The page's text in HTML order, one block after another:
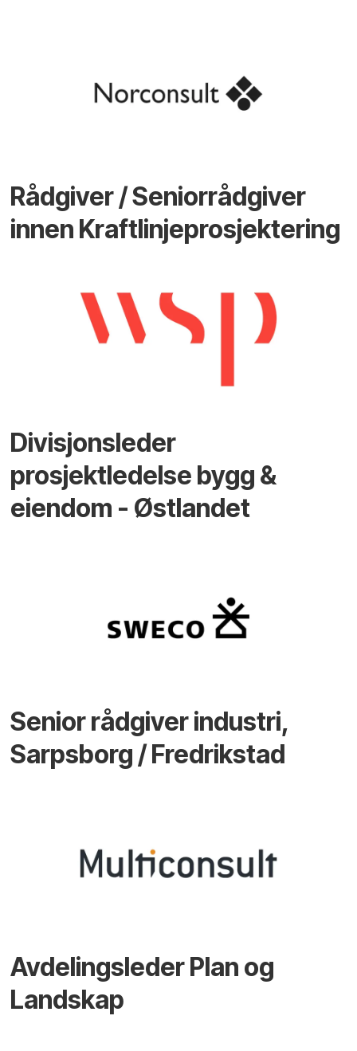
Rådgiver / Seniorrådgiver
innen Kraftlinjeprosjektering
Divisjonsleder
prosjektledelse bygg &
eiendom - Østlandet
Senior rådgiver industri,
Sarpsborg / Fredrikstad
Avdelingsleder Plan og
Landskap